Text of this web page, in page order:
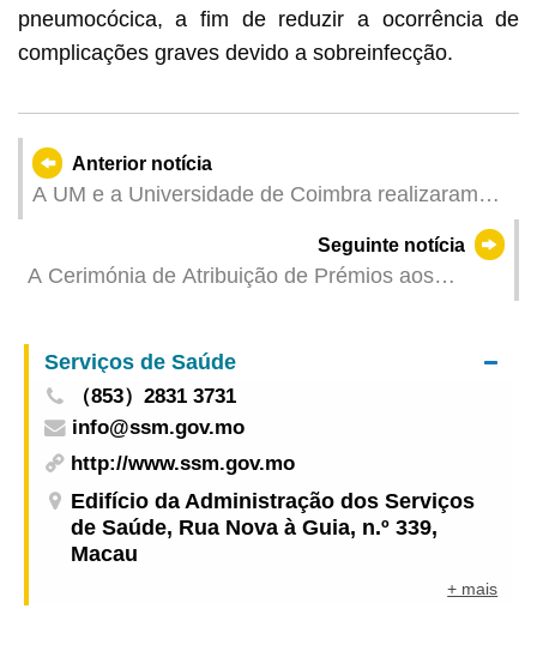
pneumocócica, a fim de reduzir a ocorrência de
complicações graves devido a sobreinfecção.
Anterior notícia
A UM e a Universidade de Coimbra realizaram
Reconhecimento ao Professor Doutor Manuel
Lopes Porto
Seguinte notícia
A Cerimónia de Atribuição de Prémios aos
Serviços de Saúde
（853）2831 3731
info@ssm.gov.mo
http://www.ssm.gov.mo
Edifício da Administração dos Serviços
de Saúde, Rua Nova à Guia, n.º 339,
Macau
+ mais